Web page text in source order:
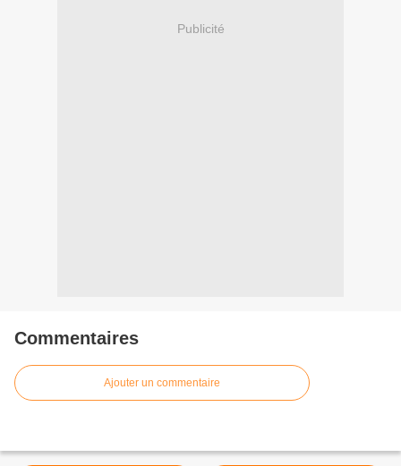
Publicité
Commentaires
Ajouter un commentaire